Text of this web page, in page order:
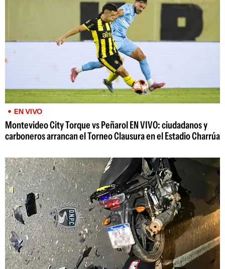
EN VIVO
Montevideo City Torque vs Peñarol EN VIVO: ciudadanos y
carboneros arrancan el Torneo Clausura en el Estadio Charrúa